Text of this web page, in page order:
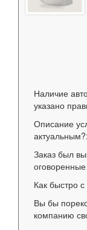
Наличие
указано
Описание
актуальным?:
Заказ был
Как быстро
Вы бы
компанию